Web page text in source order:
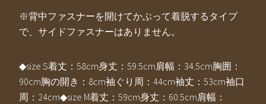
※背中ファスナーを開けてかぶって着脱するタイプ
で、サイドファスナーはありません。
◆size S着丈：58cm身丈：59.5cm肩幅：34.5cm胸囲：
90cm胸の開き：8cm袖ぐり周：44cm袖丈：53cm袖口
周：24cm◆size M着丈：59cm身丈：60.5cm肩幅：